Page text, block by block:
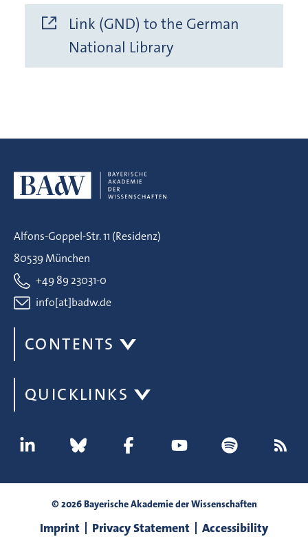
Link (GND) to the German
National Library
Alfons-Goppel-Str. 11 (Residenz)
80539 München
+49 89 23031-0
info[at]badw.de
CONTENTS
QUICKLINKS
© 2026 Bayerische Akademie der Wissenschaften
Imprint Privacy Statement Accessibility